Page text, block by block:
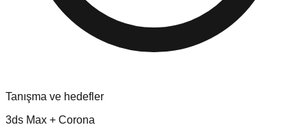
Tanışma ve hedefler
3ds Max + Corona